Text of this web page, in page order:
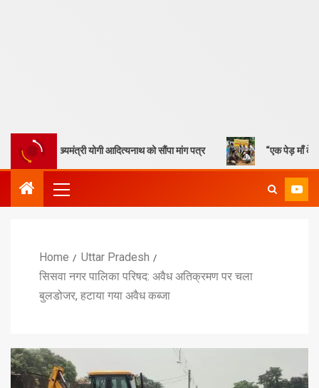
योगी आदित्यनाथ को सौंपा मांग पत्र “एक पेड़ माँ के नाम” – सेण्ट
Home
Uttar Pradesh
सिसवा नगर पालिका परिषद: अवैध अतिक्रमण पर चला
बुलडोजर, हटाया गया अवैध कब्जा